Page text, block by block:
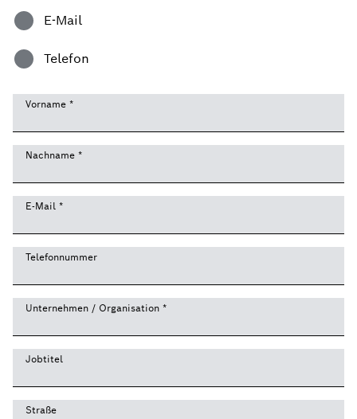
E-Mail
Telefon
Vorname *
Nachname *
E-Mail *
Telefonnummer
Unternehmen / Organisation *
Jobtitel
Straße